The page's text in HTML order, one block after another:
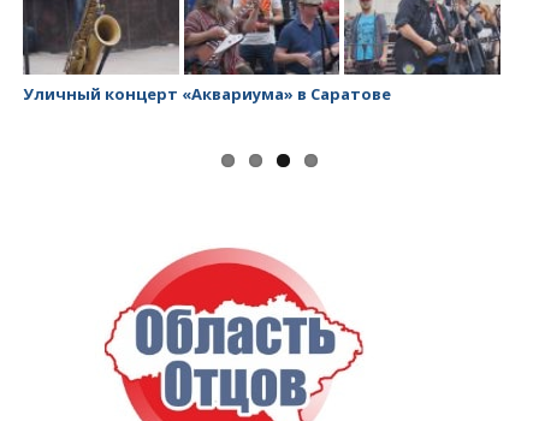
Уличный концерт «Аквариума» в Саратове